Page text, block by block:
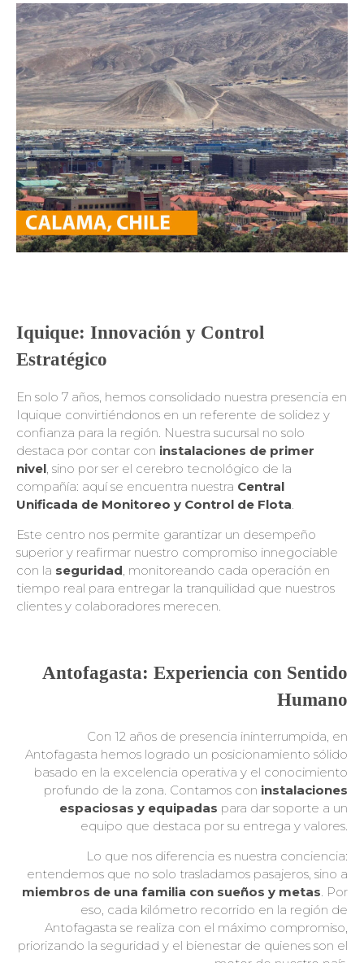
Iquique: Innovación y Control
Estratégico
En solo 7 años, hemos consolidado nuestra presencia en
Iquique convirtiéndonos en un referente de solidez y
confianza para la región. Nuestra sucursal no solo
destaca por contar con instalaciones de primer
nivel, sino por ser el cerebro tecnológico de la
compañía: aquí se encuentra nuestra Central
Unificada de Monitoreo y Control de Flota.
Este centro nos permite garantizar un desempeño
superior y reafirmar nuestro compromiso innegociable
con la seguridad, monitoreando cada operación en
tiempo real para entregar la tranquilidad que nuestros
clientes y colaboradores merecen.
Antofagasta: Experiencia con Sentido
Humano
Con 12 años de presencia ininterrumpida, en
Antofagasta hemos logrado un posicionamiento sólido
basado en la excelencia operativa y el conocimiento
profundo de la zona. Contamos con instalaciones
espaciosas y equipadas para dar soporte a un
equipo que destaca por su entrega y valores.
Lo que nos diferencia es nuestra conciencia:
entendemos que no solo trasladamos pasajeros, sino a
miembros de una familia con sueños y metas. Por
eso, cada kilómetro recorrido en la región de
Antofagasta se realiza con el máximo compromiso,
priorizando la seguridad y el bienestar de quienes son el